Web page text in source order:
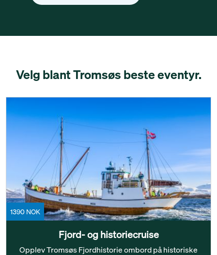
Velg blant Tromsøs beste eventyr.
1390 NOK
Fjord- og historiecruise
Opplev Tromsøs Fjordhistorie ombord på historiske